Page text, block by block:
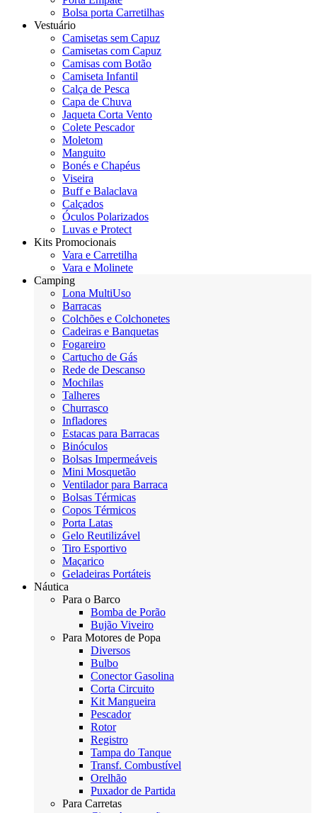
Bolsa porta Carretilhas
Vestuário
Camisetas sem Capuz
Camisetas com Capuz
Camisas com Botão
Camiseta Infantil
Calça de Pesca
Capa de Chuva
Jaqueta Corta Vento
Colete Pescador
Moletom
Manguito
Bonés e Chapéus
Viseira
Buff e Balaclava
Calçados
Óculos Polarizados
Luvas e Protect
Kits Promocionais
Vara e Carretilha
Vara e Molinete
Camping
Lona MultiUso
Barracas
Colchões e Colchonetes
Cadeiras e Banquetas
Fogareiro
Cartucho de Gás
Rede de Descanso
Mochilas
Talheres
Churrasco
Infladores
Estacas para Barracas
Binóculos
Bolsas Impermeáveis
Mini Mosquetão
Ventilador para Barraca
Bolsas Térmicas
Copos Térmicos
Porta Latas
Gelo Reutilizável
Tiro Esportivo
Maçarico
Geladeiras Portáteis
Náutica
Para o Barco
Bomba de Porão
Bujão Viveiro
Para Motores de Popa
Diversos
Bulbo
Conector Gasolina
Corta Circuito
Kit Mangueira
Pescador
Rotor
Registro
Tampa do Tanque
Transf. Combustível
Orelhão
Puxador de Partida
Para Carretas